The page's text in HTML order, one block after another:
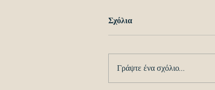
Σχόλια
Γράψτε ένα σχόλιο...